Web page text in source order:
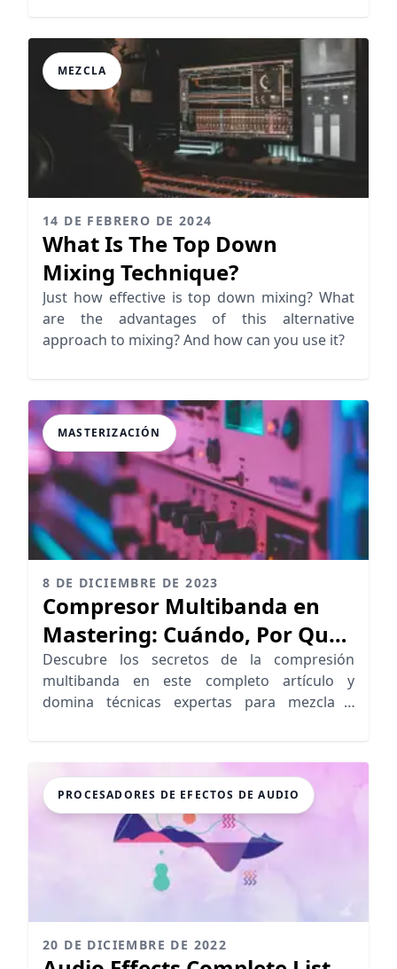
MEZCLA
14 DE FEBRERO DE 2024
What Is The Top Down
Mixing Technique?
Just how effective is top down mixing? What
are the advantages of this alternative
approach to mixing? And how can you use it?
MASTERIZACIÓN
8 DE DICIEMBRE DE 2023
Compresor Multibanda en
Mastering: Cuándo, Por Qué
y Cómo
Descubre los secretos de la compresión
multibanda en este completo artículo y
domina técnicas expertas para mezcla y
PROCESADORES DE EFECTOS DE AUDIO
20 DE DICIEMBRE DE 2022